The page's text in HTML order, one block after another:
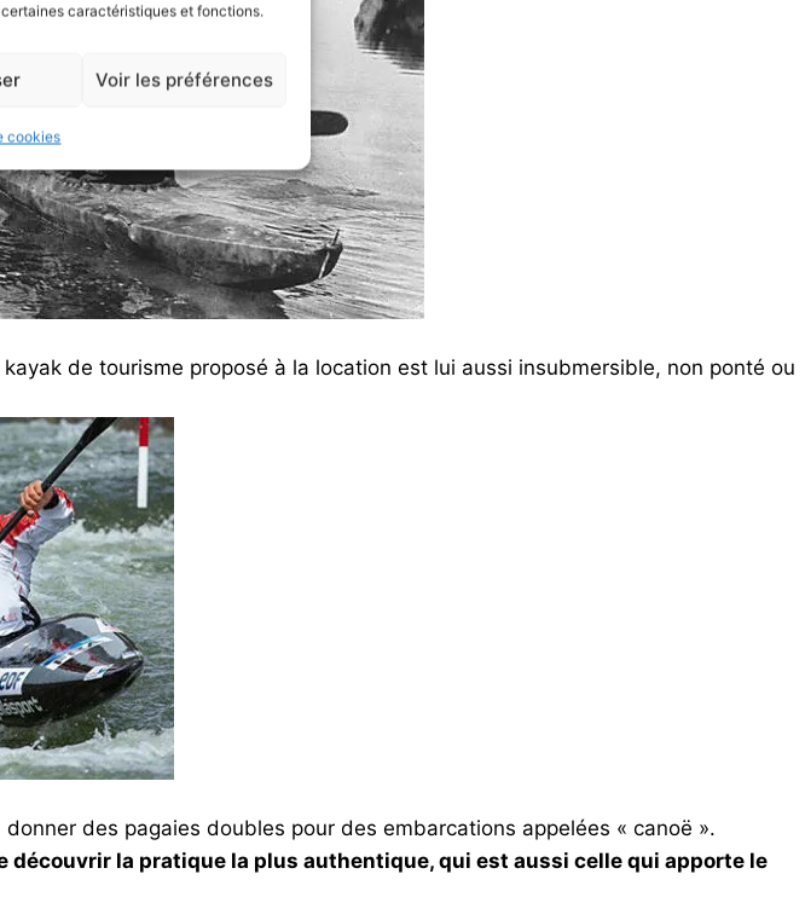
caractéristiques et fonctions.
Voir les préférences
cookies
de tourisme proposé à la location est lui aussi insubmersible, non ponté ou
des pagaies doubles pour des embarcations appelées « canoë ».
la pratique la plus authentique, qui est aussi celle qui apporte le